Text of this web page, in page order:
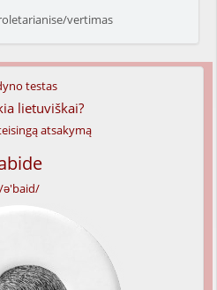
vertimas
testas
lietuviškai?
atsakymą
/ə'baid/